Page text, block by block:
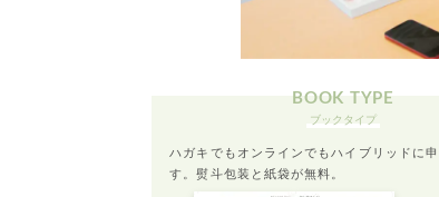
BOOK TYPE
ブックタイプ
ハガキでもオンラインでもハイブリッドに申
す。熨斗包装と紙袋が無料。